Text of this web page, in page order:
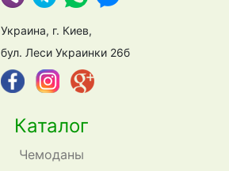
Каталог
Чемоданы
Украина, г. Киев,
бул. Леси Украинки 26б